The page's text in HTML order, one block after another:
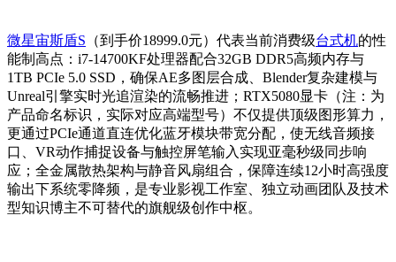
微星宙斯盾S （到手价18999.0元）代表当前消费级台式机的性
能制高点：i7-14700KF处理器配合32GB DDR5高频内存与
1TB PCIe 5.0 SSD，确保AE多图层合成、Blender复杂建模与
Unreal引擎实时光追渲染的流畅推进；RTX5080显卡（注：为
产品命名标识，实际对应高端型号）不仅提供顶级图形算力，
更通过PCIe通道直连优化蓝牙模块带宽分配，使无线音频接
口、VR动作捕捉设备与触控屏笔输入实现亚毫秒级同步响
应；全金属散热架构与静音风扇组合，保障连续12小时高强度
输出下系统零降频，是专业影视工作室、独立动画团队及技术
型知识博主不可替代的旗舰级创作中枢。